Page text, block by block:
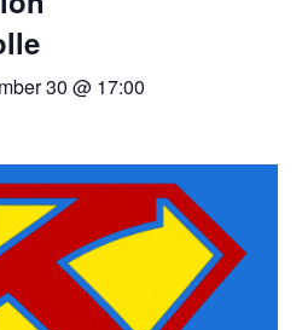
30 @ 17:00